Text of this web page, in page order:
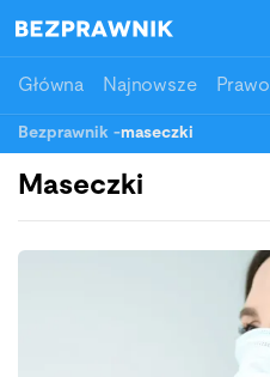
Główna Najnowsze Prawo
Bezprawnik -maseczki
Maseczki